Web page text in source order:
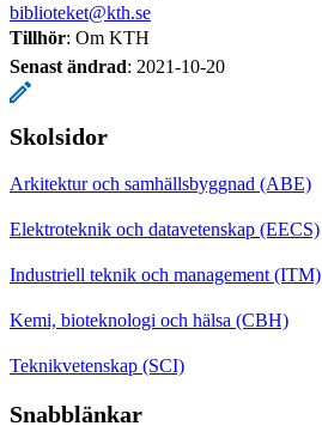
biblioteket@kth.se
Tillhör: Om KTH
Senast ändrad: 2021-10-20
Skolsidor
Arkitektur och samhällsbyggnad (ABE)
Elektroteknik och datavetenskap (EECS)
Industriell teknik och management (ITM)
Kemi, bioteknologi och hälsa (CBH)
Teknikvetenskap (SCI)
Snabblänkar